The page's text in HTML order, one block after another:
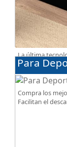
La última
la tienes en
micromuelles?
Para
Compra los
Facilitan el